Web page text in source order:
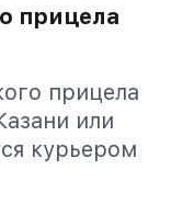
прицела
прицела
или
курьером